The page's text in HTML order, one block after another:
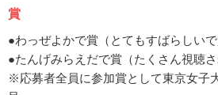
賞
●わっぜよかで賞（とてもすばらしい
●たんげみらえだで賞（たくさん視聴
※応募者全員に参加賞として東京女子